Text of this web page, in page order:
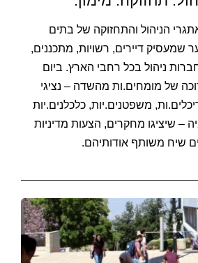
הניהול והתחזוקה של בתים
שמעסיק דיירים, רשויות, מתכננים,
ניהול בכל רחבי הארץ. ביום
של מומחים.ות מהשדה – נציגי
משפטנים.יות, כלכלנים.יות
– שיציגו מחקרים, הצעות מדיניות
שיח משותף אודותיהם.